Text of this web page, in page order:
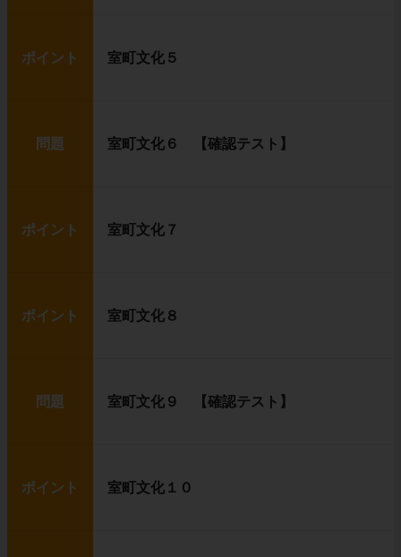
ポイント 室町文化５
問題 室町文化６ 【確認テスト】
ポイント 室町文化７
ポイント 室町文化８
問題 室町文化９ 【確認テスト】
ポイント 室町文化１０